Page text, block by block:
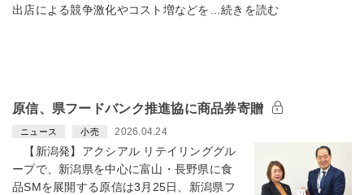
出店による競争激化やコスト増などを…続きを読む
原信、県フードバンク推進協に商品券寄贈
ニュース 小売 2026.04.24
【新潟発】アクシアル リテイリンググル
ープで、新潟県を中心に富山・長野県に食
品SMを展開する原信は3月25日、新潟県フ